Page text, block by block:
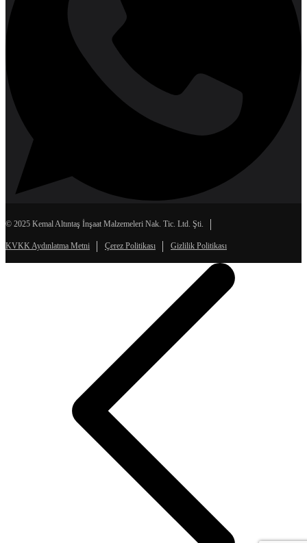
© 2025 Kemal Altıntaş İnşaat Malzemeleri Nak. Tic. Ltd. Şti.
KVKK Aydınlatma Metni Çerez Politikası Gizlilik Politikası